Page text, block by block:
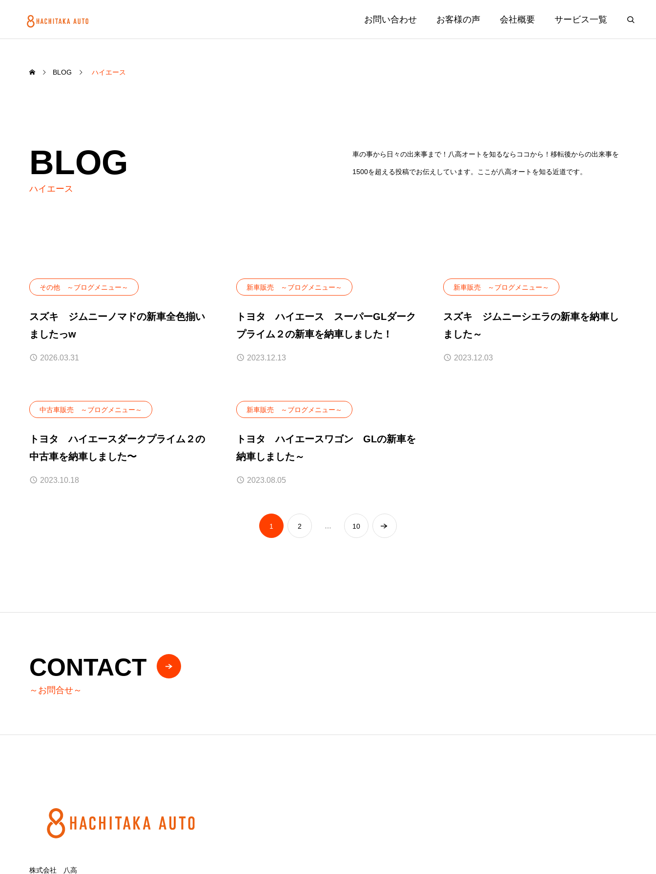
お問い合わせ お客様の声 会社概要 サービス一覧
BLOG ハイエース
BLOG
ハイエース
車の事から日々の出来事まで！八高オートを知るならココから！移転後からの出来事を
1500を超える投稿でお伝えしています。ここが八高オートを知る近道です。
その他 ～ブログメニュー～
スズキ ジムニーノマドの新車全色揃い
ましたっw
2026.03.31
新車販売 ～ブログメニュー～
トヨタ ハイエース スーパーGLダーク
プライム２の新車を納車しました！
2023.12.13
新車販売 ～ブログメニュー～
スズキ ジムニーシエラの新車を納車し
ました～
2023.12.03
中古車販売 ～ブログメニュー～
トヨタ ハイエースダークプライム２の
中古車を納車しました〜
2023.10.18
新車販売 ～ブログメニュー～
トヨタ ハイエースワゴン GLの新車を
納車しました～
2023.08.05
1 2 10
CONTACT
～お問合せ～
株式会社 八高